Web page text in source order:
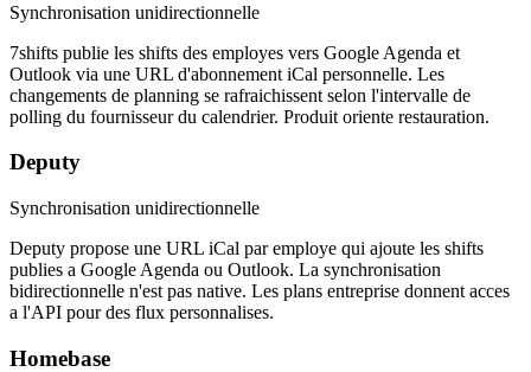
Synchronisation unidirectionnelle
7shifts publie les shifts des employes vers Google Agenda et
Outlook via une URL d'abonnement iCal personnelle. Les
changements de planning se rafraichissent selon l'intervalle de
polling du fournisseur du calendrier. Produit oriente restauration.
Deputy
Synchronisation unidirectionnelle
Deputy propose une URL iCal par employe qui ajoute les shifts
publies a Google Agenda ou Outlook. La synchronisation
bidirectionnelle n'est pas native. Les plans entreprise donnent acces
a l'API pour des flux personnalises.
Homebase